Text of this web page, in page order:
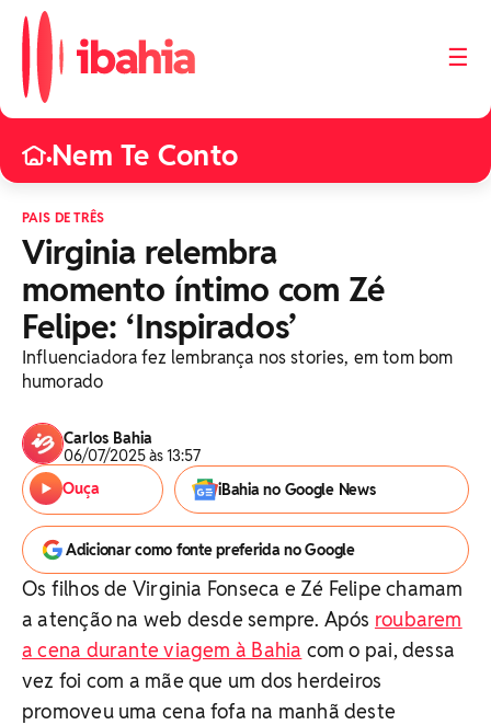
☰
•Nem Te Conto
PAIS DE TRÊS
Virginia relembra
momento íntimo com Zé
Felipe: ‘Inspirados’
Influenciadora fez lembrança nos stories, em tom bom
humorado
Carlos Bahia
06/07/2025 às 13:57
Ouça
iBahia no Google News
Adicionar como fonte preferida no Google
Os filhos de Virginia Fonseca e Zé Felipe chamam
a atenção na web desde sempre. Após roubarem
a cena durante viagem à Bahia com o pai, dessa
vez foi com a mãe que um dos herdeiros
promoveu uma cena fofa na manhã deste